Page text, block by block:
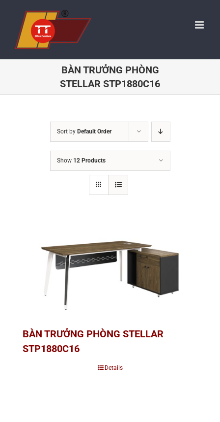
content
BÀN TRƯỞNG PHÒNG
STELLAR STP1880C16
Sort by Default Order
Show 12 Products
BÀN TRƯỞNG PHÒNG STELLAR
STP1880C16
Details